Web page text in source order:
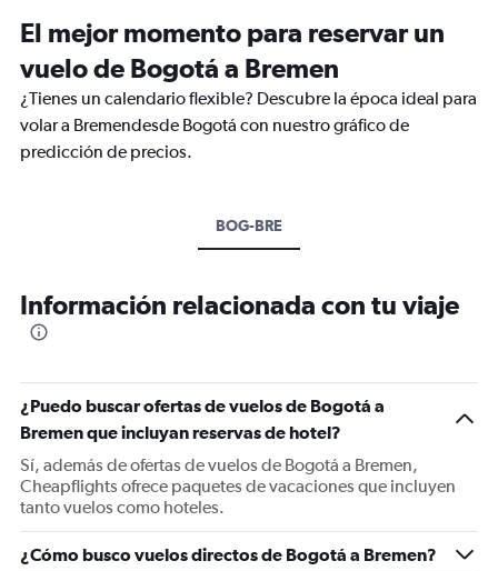
El mejor momento para reservar un
vuelo de Bogotá a Bremen
¿Tienes un calendario flexible? Descubre la época ideal para
volar a Bremendesde Bogotá con nuestro gráfico de
predicción de precios.
BOG-BRE
Información relacionada con tu viaje
¿Puedo buscar ofertas de vuelos de Bogotá a
Bremen que incluyan reservas de hotel?
Sí, además de ofertas de vuelos de Bogotá a Bremen,
Cheapflights ofrece paquetes de vacaciones que incluyen
tanto vuelos como hoteles.
¿Cómo busco vuelos directos de Bogotá a Bremen?